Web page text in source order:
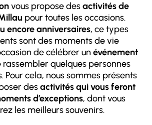
vous propose desactivités de
pour toutes les occasions.
encore anniversaires, ce types
sont des moments de vie
de célébrer un événement
quelques personnes
Pour cela, nous sommes présents
desactivités qui vous feront
d’exceptions, dont vous
les meilleurs souvenirs.